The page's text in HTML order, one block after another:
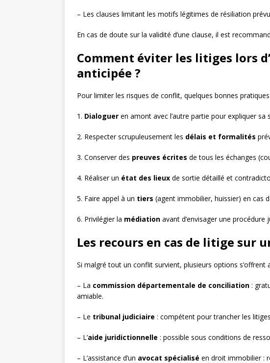
– Les clauses limitant les motifs légitimes de résiliation
En cas de doute sur la validité d’une clause, il est
Comment éviter les litiges lors
anticipée ?
Pour limiter les risques de conflit, quelques bonnes
1. Dialoguer en amont avec l’autre partie pour expliquer sa
2. Respecter scrupuleusement les délais et formalités
3. Conserver des preuves écrites de tous les échanges
4. Réaliser un état des lieux de sortie détaillé et
5. Faire appel à un tiers (agent immobilier, huissier) en cas
6. Privilégier la médiation avant d’envisager une procédure
Les recours en cas de litige sur
Si malgré tout un conflit survient, plusieurs options s’offrent
– La commission départementale de conciliation :
amiable.
– Le tribunal judiciaire : compétent pour trancher les
– L’aide juridictionnelle : possible sous conditions de
– L’assistance d’un avocat spécialisé en droit immobilier :